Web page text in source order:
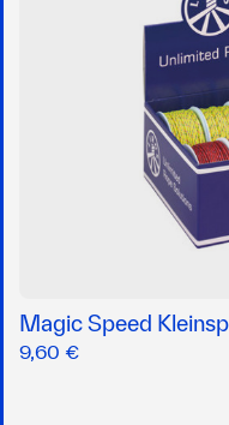
Magic Speed
9,60 €